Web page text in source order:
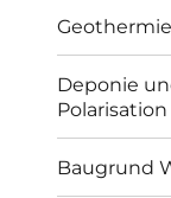
Geothermie
Deponie
Polarisation
Baugrund